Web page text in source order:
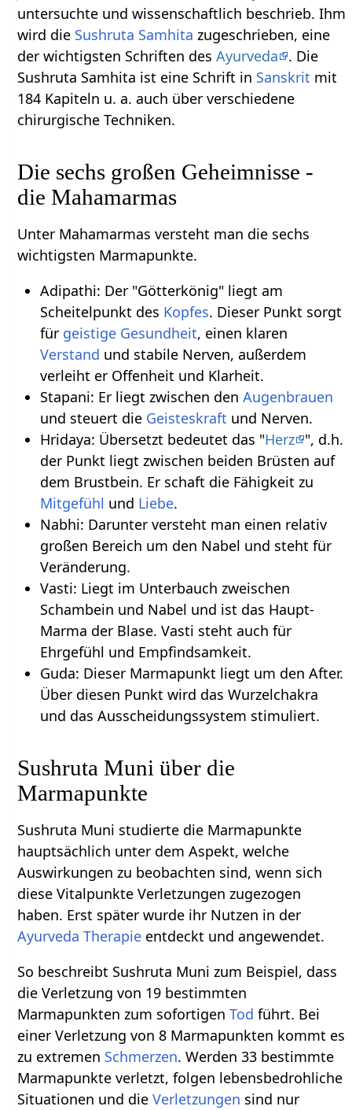
untersuchte und wissenschaftlich beschrieb. Ihm
wird die Sushruta Samhita zugeschrieben, eine
der wichtigsten Schriften desAyurveda
. Die
Sushruta Samhita ist eine Schrift in Sanskrit mit
184 Kapiteln u. a. auch über verschiedene
chirurgische Techniken.
Die sechs großen Geheimnisse -
die Mahamarmas
Unter Mahamarmas versteht man die sechs
wichtigsten Marmapunkte.
Adipathi: Der "Götterkönig" liegt am
Scheitelpunkt des Kopfes. Dieser Punkt sorgt
für geistige Gesundheit, einen klaren
Verstand und stabile Nerven, außerdem
verleiht er Offenheit und Klarheit.
Stapani: Er liegt zwischen den Augenbrauen
und steuert die Geisteskraft und Nerven.
Hridaya: Übersetzt bedeutet das "Herz ", d.h.
der Punkt liegt zwischen beiden Brüsten auf
dem Brustbein. Er schaft die Fähigkeit zu
Mitgefühl und Liebe.
Nabhi: Darunter versteht man einen relativ
großen Bereich um den Nabel und steht für
Veränderung.
Vasti: Liegt im Unterbauch zweischen
Schambein und Nabel und ist das Haupt-
Marma der Blase. Vasti steht auch für
Ehrgefühl und Empfindsamkeit.
Guda: Dieser Marmapunkt liegt um den After.
Über diesen Punkt wird das Wurzelchakra
und das Ausscheidungssystem stimuliert.
Sushruta Muni über die
Marmapunkte
Sushruta Muni studierte die Marmapunkte
hauptsächlich unter dem Aspekt, welche
Auswirkungen zu beobachten sind, wenn sich
diese Vitalpunkte Verletzungen zugezogen
haben. Erst später wurde ihr Nutzen in der
Ayurveda Therapie entdeckt und angewendet.
So beschreibt Sushruta Muni zum Beispiel, dass
die Verletzung von 19 bestimmten
Marmapunkten zum sofortigenTod führt. Bei
einer Verletzung von 8 Marmapunkten kommt es
zu extremen Schmerzen. Werden 33 bestimmte
Marmapunkte verletzt, folgen lebensbedrohliche
Situationen und dieVerletzungen sind nur